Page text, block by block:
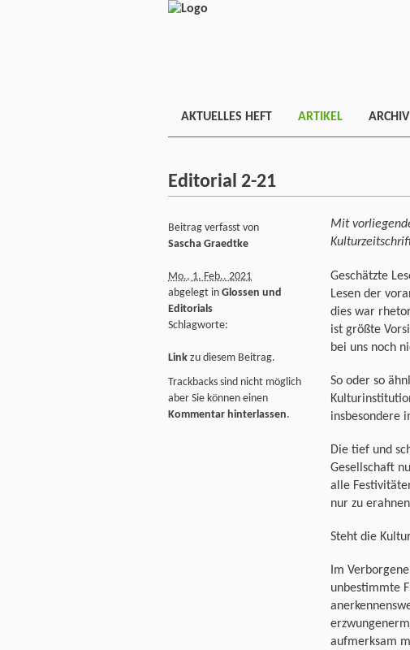
AKTUELLES HEFT ARTIKEL ARCHIV
Editorial 2-21
Mit
Geschätzte
Lesen der
dies war
ist größte
bei uns noch
So oder so
insbesondere
Die tief und
Gesellschaft
alle
nur zu
Steht die
Im
unbestimmte
aufmerksam
Beitrag verfasst von
Sascha Graedtke
Mo., 1. Feb.. 2021
abgelegt in Glossen und
Editorials
Schlagworte:
Link zu diesem Beitrag.
Trackbacks sind nicht möglich
aber Sie können einen
Kommentar hinterlassen.